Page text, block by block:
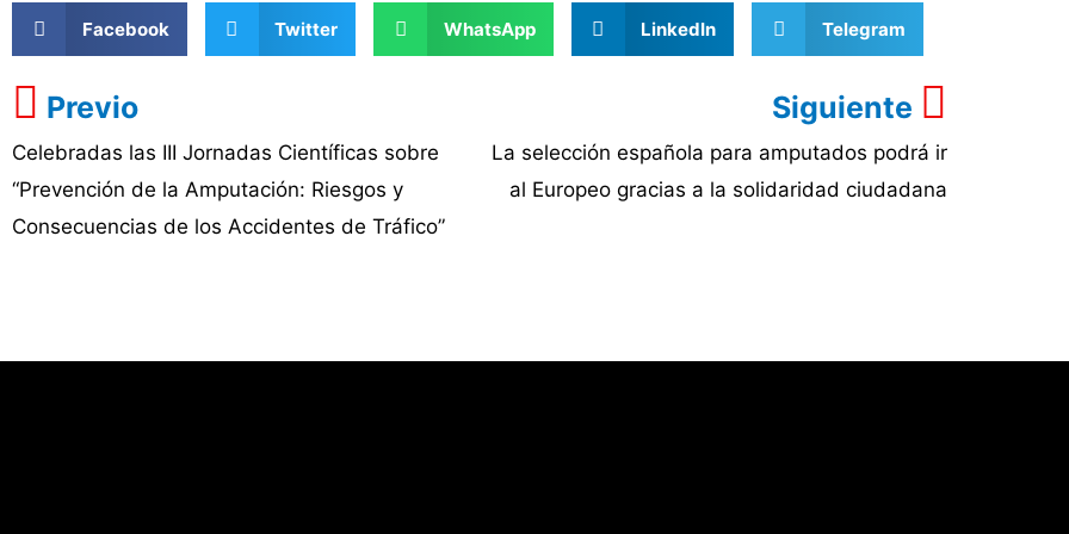
Facebook Twitter WhatsApp LinkedIn Telegram
Previo
Celebradas las III Jornadas Científicas sobre
“Prevención de la Amputación: Riesgos y
Consecuencias de los Accidentes de Tráfico”
Siguiente
La selección española para amputados podrá ir
al Europeo gracias a la solidaridad ciudadana